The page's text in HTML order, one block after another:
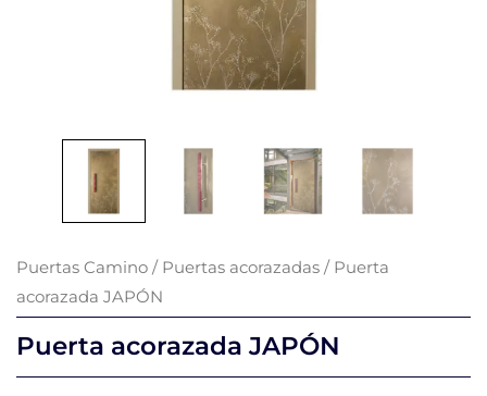
Puertas Camino / Puertas acorazadas / Puerta
acorazada JAPÓN
Puerta acorazada JAPÓN